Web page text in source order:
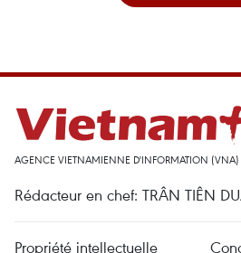
AGENCE VIETNAMIENNE D'INFORMATION (VNA)
Rédacteur en chef: TRÂN TIÊN
Propriété intellectuelle